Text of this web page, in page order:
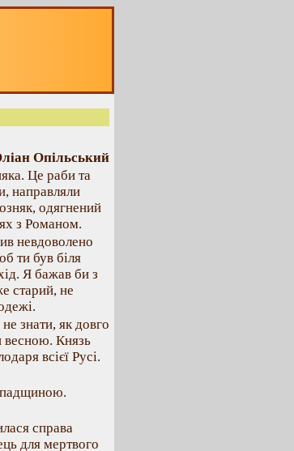
Опільський
Це раби та
направляли
одягнений
з Романом.
невдоволено
ти був біля
Я бажав би з
старий, не
знати, як довго
весною. Князь
всієї Русі.
справа
для мертвого